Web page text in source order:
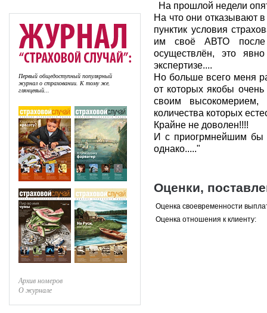
Первый общедоступный популярный
журнал о страховании. К тому же,
глянцевый...
Архив номеров
О журнале
На прошлой недели
На что они отказывают
пунктик условия
им своё АВТО
осуществлён, это
экспертизе....
Но больше всего меня
от которых якобы
своим
количества которых
Крайне не доволен!!!!
И с приогрмнейшим бы
однако....."
Оценки,
Оценка своевременности
Оценка отношения к клиенту: